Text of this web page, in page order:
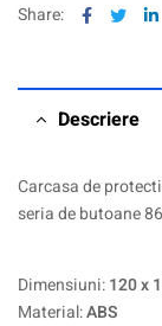
Share: Facebook
Descriere
Carcasa de
seria de butoane
Dimensiuni:120 x
Material:ABS